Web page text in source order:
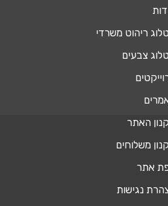
ריהוט משרדי
צבעים
האתר
משלוחים
אתר
נגישות